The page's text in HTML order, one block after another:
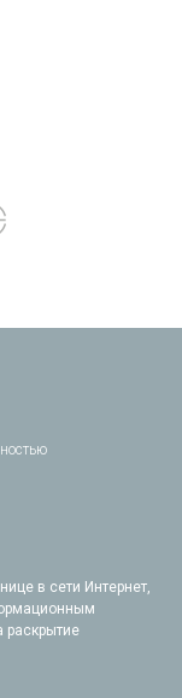
в сети Интернет,
раскрытие